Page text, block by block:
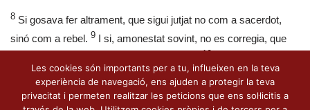
8 Si gosava fer altrament, que sigui jutjat no com a sacerdot,
sinó com a rebel. 9 I si, amonestat sovint, no es corregia, que
s’esmenava i les seves faltes esdevenien manifestes, que
l’expulsin del monestir; 11sempre, però, que la seva
Les cookies són importants per a tu, influeixen en la teva
experiència de navegació, ens ajuden a protegir la teva
privacitat i permeten realitzar les peticions que ens sol·licitis a